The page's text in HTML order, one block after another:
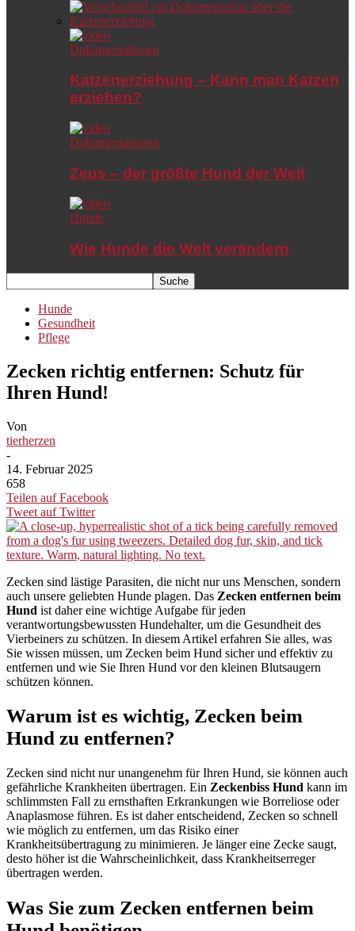
Dokumentationen
Katzenerziehung – Kann man Katzen
erziehen?
Dokumentationen
Zeus – der größte Hund der Welt
Hunde
Wie Hunde die Welt verändern
Hunde
Gesundheit
Pflege
Zecken richtig entfernen: Schutz für
Ihren Hund!
Von
tierherzen
-
14. Februar 2025
658
Teilen auf Facebook
Tweet auf Twitter
Zecken sind lästige Parasiten, die nicht nur uns Menschen, sondern
auch unsere geliebten Hunde plagen. Das Zecken entfernen beim
Hund ist daher eine wichtige Aufgabe für jeden
verantwortungsbewussten Hundehalter, um die Gesundheit des
Vierbeiners zu schützen. In diesem Artikel erfahren Sie alles, was
Sie wissen müssen, um Zecken beim Hund sicher und effektiv zu
entfernen und wie Sie Ihren Hund vor den kleinen Blutsaugern
schützen können.
Warum ist es wichtig, Zecken beim
Hund zu entfernen?
Zecken sind nicht nur unangenehm für Ihren Hund, sie können auch
gefährliche Krankheiten übertragen. Ein Zeckenbiss Hund kann im
schlimmsten Fall zu ernsthaften Erkrankungen wie Borreliose oder
Anaplasmose führen. Es ist daher entscheidend, Zecken so schnell
wie möglich zu entfernen, um das Risiko einer
Krankheitsübertragung zu minimieren. Je länger eine Zecke saugt,
desto höher ist die Wahrscheinlichkeit, dass Krankheitserreger
übertragen werden.
Was Sie zum Zecken entfernen beim